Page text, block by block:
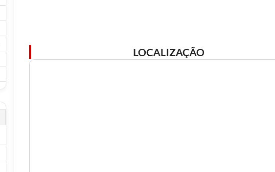
LOCALIZAÇÃO